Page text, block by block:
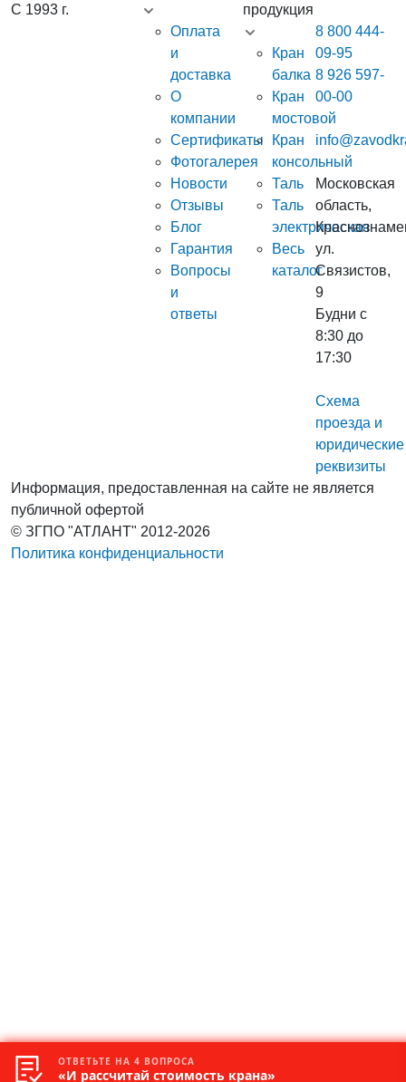
С 1993 г.
Оплата
и
доставка
О
компании
Сертификаты
Фотогалерея
Новости
Отзывы
Блог
Гарантия
Вопросы
и
ответы
продукция
Кран
балка
Кран
мостовой
Кран
консольный
Таль
Таль
электрическая
Весь
каталог
8 800 444-
09-95
8 926 597-
00-00
Московская
область,
ул.
Связистов,
9
Будни с
8:30 до
17:30
Схема
проезда и
юридические
реквизиты
Информация, предоставленная на сайте не является
публичной офертой
© ЗГПО "АТЛАНТ" 2012-2026
Политика конфиденциальности
ОТВЕТЬТЕ НА 4 ВОПРОСА
«И рассчитай стоимость крана»